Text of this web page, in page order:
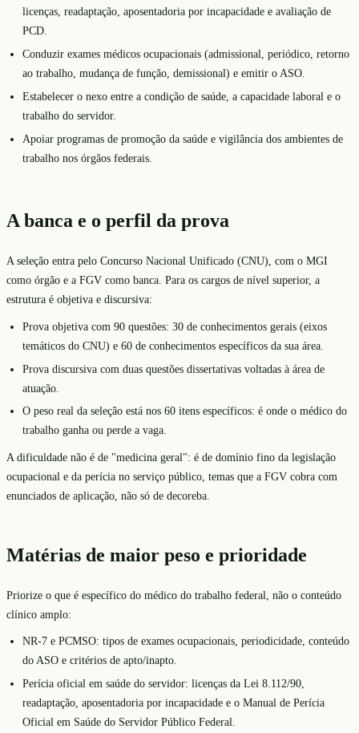
licenças, readaptação, aposentadoria por incapacidade e avaliação de
PCD.
Conduzir exames médicos ocupacionais (admissional, periódico, retorno
ao trabalho, mudança de função, demissional) e emitir o ASO.
Estabelecer o nexo entre a condição de saúde, a capacidade laboral e o
trabalho do servidor.
Apoiar programas de promoção da saúde e vigilância dos ambientes de
trabalho nos órgãos federais.
A banca e o perfil da prova
A seleção entra pelo Concurso Nacional Unificado (CNU), com o MGI
como órgão e a FGV como banca. Para os cargos de nível superior, a
estrutura é objetiva e discursiva:
Prova objetiva com 90 questões: 30 de conhecimentos gerais (eixos
temáticos do CNU) e 60 de conhecimentos específicos da sua área.
Prova discursiva com duas questões dissertativas voltadas à área de
atuação.
O peso real da seleção está nos 60 itens específicos: é onde o médico do
trabalho ganha ou perde a vaga.
A dificuldade não é de "medicina geral": é de domínio fino da legislação
ocupacional e da perícia no serviço público, temas que a FGV cobra com
enunciados de aplicação, não só de decoreba.
Matérias de maior peso e prioridade
Priorize o que é específico do médico do trabalho federal, não o conteúdo
clínico amplo:
NR-7 e PCMSO: tipos de exames ocupacionais, periodicidade, conteúdo
do ASO e critérios de apto/inapto.
Perícia oficial em saúde do servidor: licenças da Lei 8.112/90,
readaptação, aposentadoria por incapacidade e o Manual de Perícia
Oficial em Saúde do Servidor Público Federal.